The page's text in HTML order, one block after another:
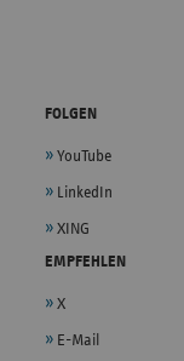
FOLGEN
YouTube
LinkedIn
XING
EMPFEHLEN
X
E-Mail